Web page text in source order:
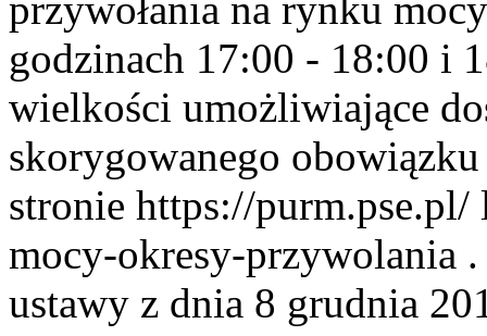
godzinach 17:00 - 18:00 i
wielkości umożliwiające
skorygowanego
stronie https://
mocy-okresy-przywolania
ustawy z dnia 8 grudnia